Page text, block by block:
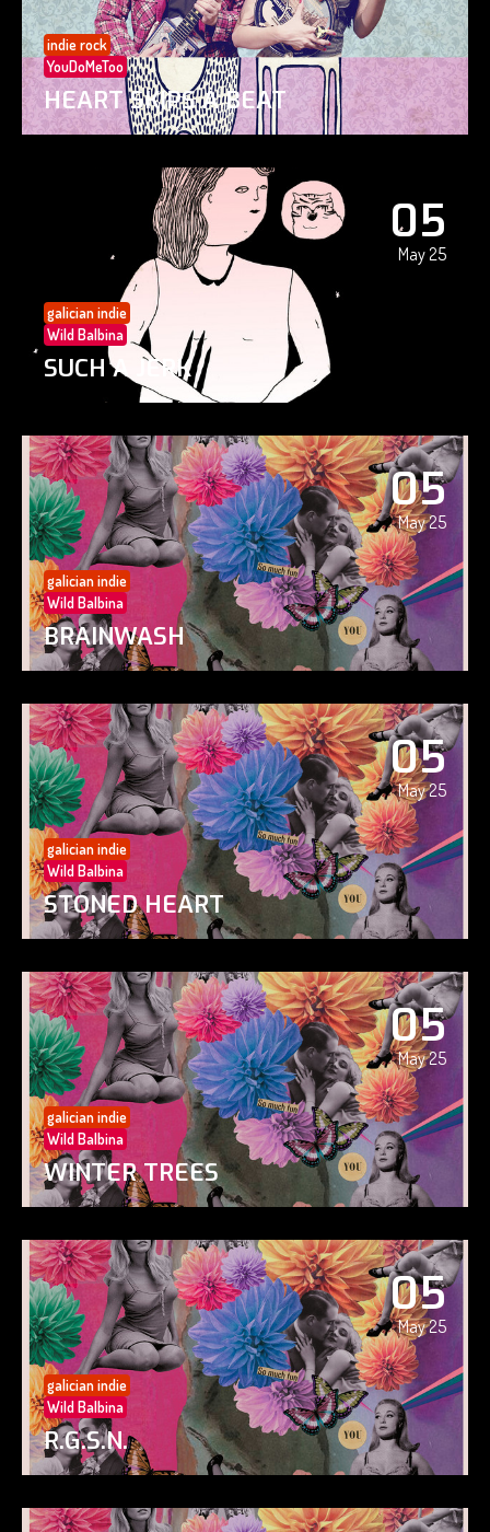
indie rock
YouDoMeToo
HEART SKIPS A BEAT
05
May 25
galician indie
Wild Balbina
SUCH A JERK
05
May 25
galician indie
Wild Balbina
BRAINWASH
05
May 25
galician indie
Wild Balbina
STONED HEART
05
May 25
galician indie
Wild Balbina
WINTER TREES
05
May 25
galician indie
Wild Balbina
R.G.S.N.